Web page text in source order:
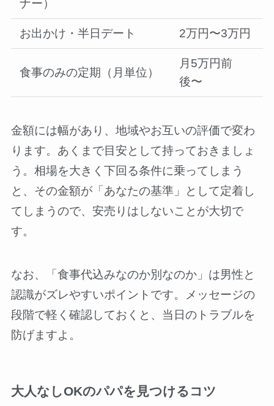
ナー）
お出かけ・半日デート 2万円〜3万円
食事のみの定期（月単位）
月5万円前
後〜
金額には幅があり、地域やお互いの評価で変わ
ります。あくまで目安として持っておきましょ
う。相場を大きく下回る条件に乗ってしまう
と、その金額が「あなたの基準」として定着し
てしまうので、安売りはしないことが大切で
す。
なお、「食事代込みなのか別なのか」は男性と
認識がズレやすいポイントです。メッセージの
段階で軽く確認しておくと、当日のトラブルを
防げますよ。
大人なしOKのパパを見つけるコツ